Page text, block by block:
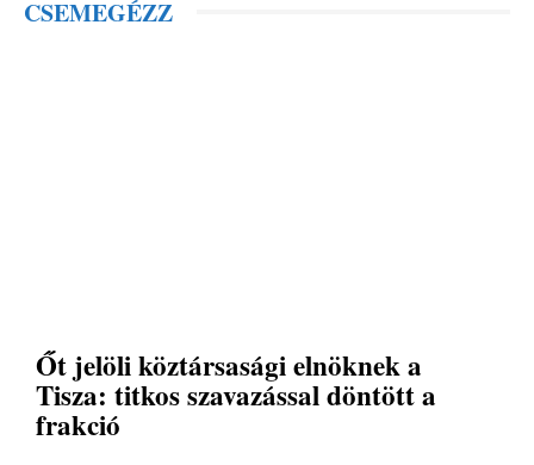
CSEMEGÉZZ
Őt jelöli köztársasági elnöknek a
Tisza: titkos szavazással döntött a
frakció